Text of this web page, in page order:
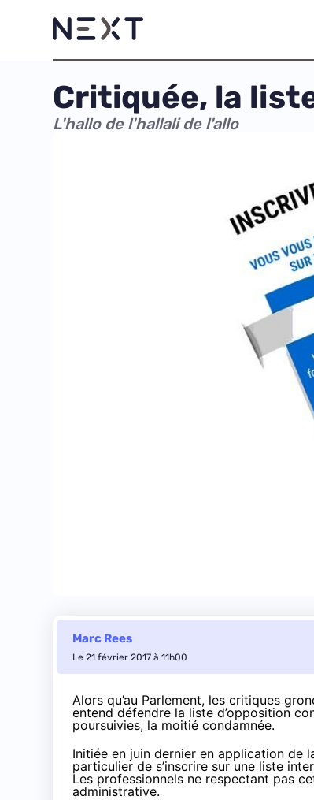
Critiquée, la
L'hallo de l'hallali de l'allo
Marc Rees
Le 21 février 2017 à 11h00
Alors qu’au Parlement, les critiques
entend défendre la liste d’opposition
poursuivies, la moitié condamnée.
Initiée en juin dernier en application de
particulier de s’inscrire sur une liste
Les professionnels ne respectant pas
administrative.